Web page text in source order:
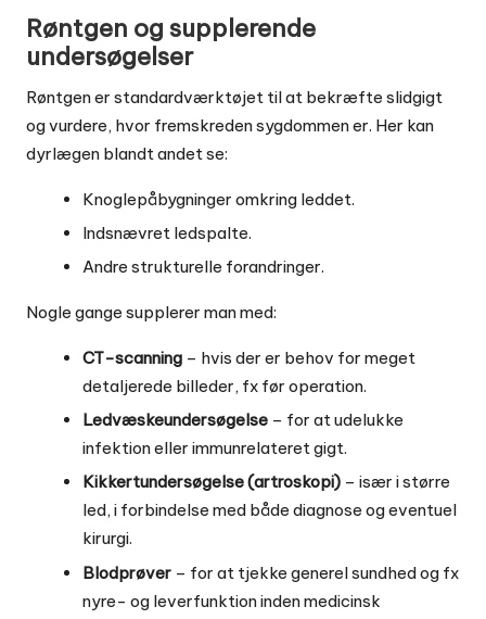
Røntgen og supplerende
undersøgelser
Røntgen er standardværktøjet til at bekræfte slidgigt
og vurdere, hvor fremskreden sygdommen er. Her kan
dyrlægen blandt andet se:
Knoglepåbygninger omkring leddet.
Indsnævret ledspalte.
Andre strukturelle forandringer.
Nogle gange supplerer man med:
CT-scanning – hvis der er behov for meget
detaljerede billeder, fx før operation.
Ledvæskeundersøgelse – for at udelukke
infektion eller immunrelateret gigt.
Kikkertundersøgelse (artroskopi) – især i større
led, i forbindelse med både diagnose og eventuel
kirurgi.
Blodprøver – for at tjekke generel sundhed og fx
nyre- og leverfunktion inden medicinsk